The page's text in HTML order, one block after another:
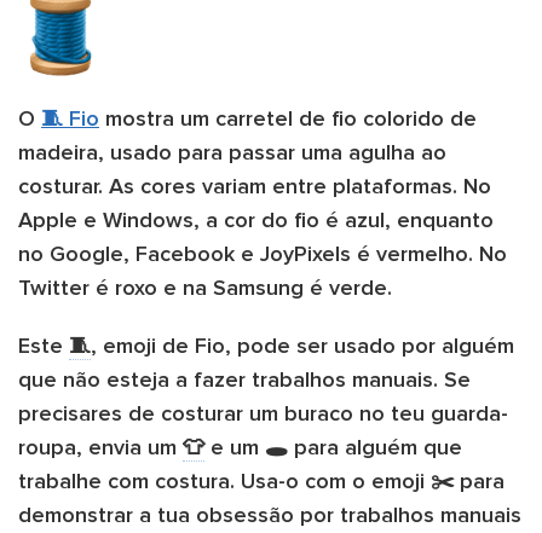
O 🧵 Fio mostra um carretel de fio colorido de
madeira, usado para passar uma agulha ao
costurar. As cores variam entre plataformas. No
Apple e Windows, a cor do fio é azul, enquanto
no Google, Facebook e JoyPixels é vermelho. No
Twitter é roxo e na Samsung é verde.
Este 🧵, emoji de Fio, pode ser usado por alguém
que não esteja a fazer trabalhos manuais. Se
precisares de costurar um buraco no teu guarda-
roupa, envia um 👕e um 🕳️ para alguém que
trabalhe com costura. Usa-o com o emoji ✂️ para
demonstrar a tua obsessão por trabalhos manuais